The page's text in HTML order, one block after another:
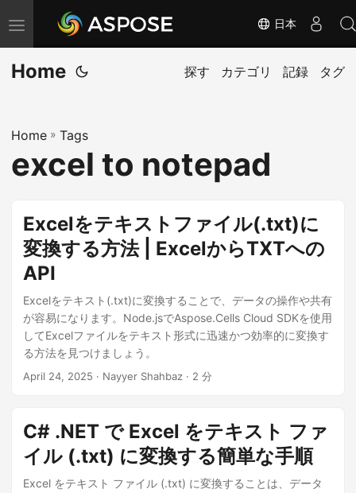
ナ
ビ
ゲ
ョ
ン
り
替
え
日本
Home 探す カテゴリ 記録 タグ
Home » Tags
excel to notepad
Excelをテキストファイル(.txt)に
変換する方法 | ExcelからTXTへの
API
Excelをテキスト(.txt)に変換することで、データの操作や共有
が容易になります。Node.jsでAspose.Cells Cloud SDKを使用
してExcelファイルをテキスト形式に迅速かつ効率的に変換す
る方法を見つけましょう。
April 24, 2025 · Nayyer Shahbaz · 2 分
C# .NET で Excel をテキスト ファ
イル (.txt) に変換する簡単な手順
Excel をテキスト ファイル (.txt) に変換することは、データ